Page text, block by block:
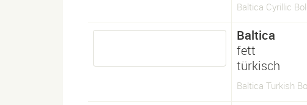
Baltica Cyrillic
Baltica
fett
türkisch
Baltica Turkish